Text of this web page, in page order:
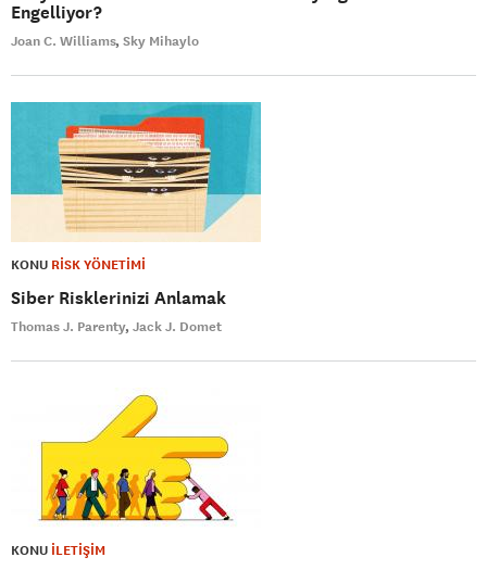
Engelliyor?
Joan C. Williams Sky Mihaylo
KONU RİSK YÖNETİMİ
Siber Risklerinizi Anlamak
Thomas J. Parenty Jack J. Domet
KONU İLETİŞİM